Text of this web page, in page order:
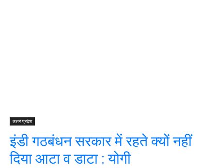
उत्तर प्रदेश
इंडी गठबंधन सरकार में रहते क्यों नहीं
दिया आटा व डाटा : योगी